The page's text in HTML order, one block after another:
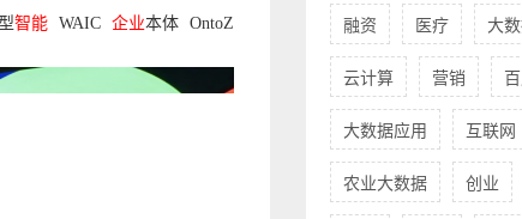
智能 WAIC 企业本体 OntoZ 融资 医疗 大
云计算 营销
大数据应用 互联网
农业大数据 创业